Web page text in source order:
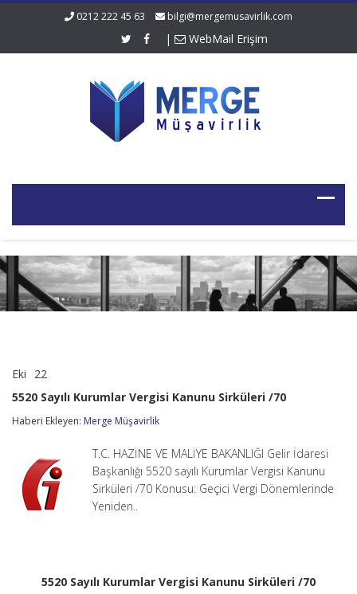
0212 222 45 63 bilgi@mergemusavirlik.com
| WebMail Erişim
Eki 22
Kurumlar
Vergisi
Kanunu
5520 Sayılı Kurumlar Vergisi Kanunu Sirküleri /70
Haberi Ekleyen: Merge Müşavirlik
T.C. HAZİNE VE MALİYE BAKANLIĞI Gelir İdaresi
Başkanlığı 5520 sayılı Kurumlar Vergisi Kanunu
Sirküleri /70 Konusu: Geçici Vergi Dönemlerinde
Yeniden..
5520 Sayılı Kurumlar Vergisi Kanunu Sirküleri /70